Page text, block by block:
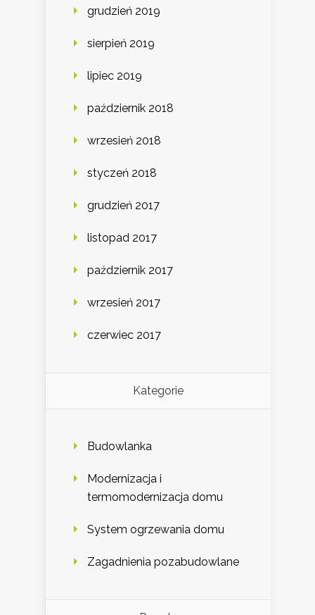
grudzień 2019
sierpień 2019
lipiec 2019
październik 2018
wrzesień 2018
styczeń 2018
grudzień 2017
listopad 2017
październik 2017
wrzesień 2017
czerwiec 2017
Kategorie
Budowlanka
Modernizacja i
termomodernizacja domu
System ogrzewania domu
Zagadnienia pozabudowlane